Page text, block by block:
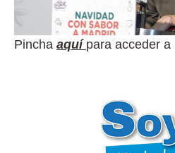
Pincha aquí para acceder a